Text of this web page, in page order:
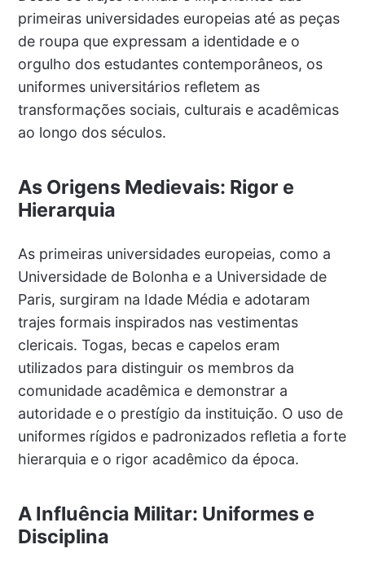
primeiras universidades europeias até as peças
de roupa que expressam a identidade e o
orgulho dos estudantes contemporâneos, os
uniformes universitários refletem as
transformações sociais, culturais e acadêmicas
ao longo dos séculos.
As Origens Medievais: Rigor e
Hierarquia
As primeiras universidades europeias, como a
Universidade de Bolonha e a Universidade de
Paris, surgiram na Idade Média e adotaram
trajes formais inspirados nas vestimentas
clericais. Togas, becas e capelos eram
utilizados para distinguir os membros da
comunidade acadêmica e demonstrar a
autoridade e o prestígio da instituição. O uso de
uniformes rígidos e padronizados refletia a forte
hierarquia e o rigor acadêmico da época.
A Influência Militar: Uniformes e
Disciplina